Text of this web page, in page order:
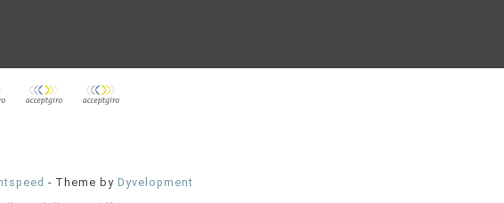
- Theme by Dyvelopment